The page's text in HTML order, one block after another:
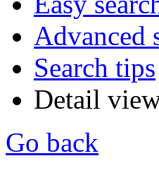
Advanced
Search tips
Detail
Go back